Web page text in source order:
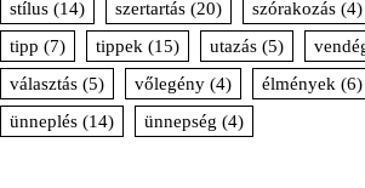
stílus (14) szertartás (20) szórakozás (4)
tipp (7) tippek (15) utazás (5)
választás (5) vőlegény (4) élmények (6)
ünneplés (14) ünnepség (4)